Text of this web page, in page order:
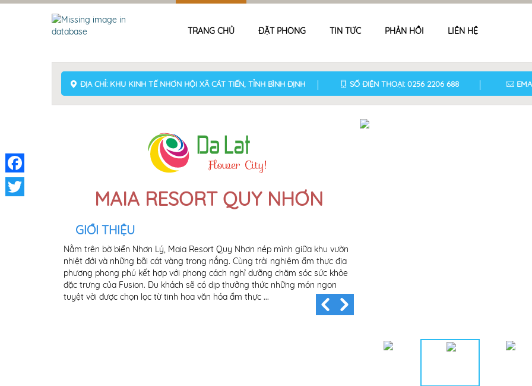
TRANG CHỦ ĐẶT PHÒNG TIN TỨC PHẢN HỒI LIÊN HỆ
ĐỊA CHỈ: KHU KINH TẾ NHƠN HỘI XÃ CÁT TIẾN, TỈNH BÌNH ĐỊNH SỐ ĐIỆN THOẠI: 0256 2206 688
MAIA RESORT QUY NHƠN
GIỚI THIỆU
Nằm trên bờ biển Nhơn Lý, Maia Resort Quy Nhơn nép mình giữa khu vườn
nhiệt đới và những bãi cát vàng trong nắng. Cùng trải nghiệm ẩm thực địa
phương phong phú kết hợp với phong cách nghỉ dưỡng chăm sóc sức khỏe
đặc trưng của Fusion. Du khách sẽ có dịp thưởng thức những món ngon
tuyệt vời được chọn lọc từ tinh hoa văn hóa ẩm thực ...
Facebook